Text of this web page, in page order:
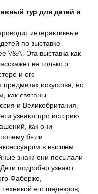
тур для детей и
интерактивные
по выставке
V&A. Эта выставка как
не только о
и его
предметах искусства, но
как связаны
и Великобритания.
узнают про историю
как они
почему были
в высшем
знаки они посылали
подробно узнают
Фаберже,
техникой его шедевров,